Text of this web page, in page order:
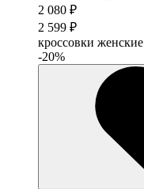
2 080 ₽
2 599 ₽
кроссовки женские
-20%